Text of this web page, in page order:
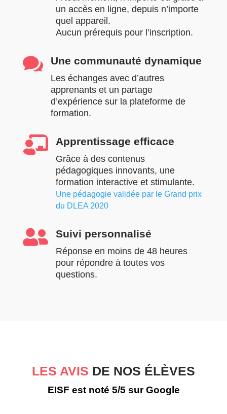
un accès en ligne, depuis n’importe
quel appareil.
Aucun prérequis pour l’inscription.
 Une communauté dynamique
Les échanges avec d’autres
apprenants et un partage
d’expérience sur la plateforme de
formation.
 Apprentissage efficace
Grâce à des contenus
pédagogiques innovants, une
formation interactive et stimulante.
Une pédagogie validée par le Grand prix
du DLEA 2020
 Suivi personnalisé
Réponse en moins de 48 heures
pour répondre à toutes vos
questions.
LES AVIS DE NOS ÉLÈVES
EISF est noté 5/5 sur Google